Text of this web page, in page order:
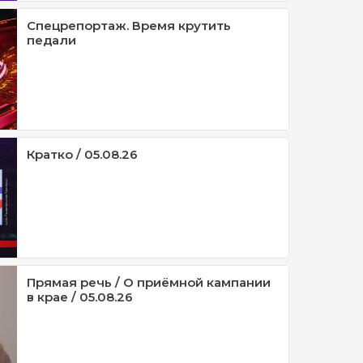
Спецрепортаж. Время крутить
педали
Кратко / 05.08.26
Прямая речь / О приёмной кампании
в крае / 05.08.26